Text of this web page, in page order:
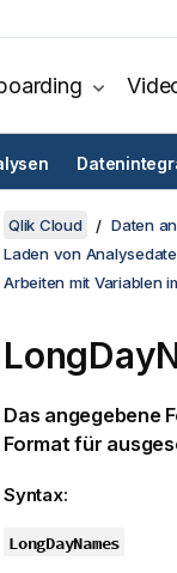
Qlik Cloud Daten
Laden von
Arbeiten mit Variablen
Das angegebene
Format für
Syntax:
LongDayNames